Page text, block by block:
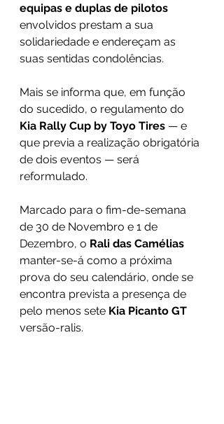
equipas e duplas de pilotos
envolvidos prestam a sua
solidariedade e endereçam as
suas sentidas condolências.
Mais se informa que, em função
do sucedido, o regulamento do
Kia Rally Cup by Toyo Tires — e
que previa a realização obrigatória
de dois eventos — será
reformulado.
Marcado para o fim-de-semana
de 30 de Novembro e 1 de
Dezembro, o Rali das Camélias
manter-se-á como a próxima
prova do seu calendário, onde se
encontra prevista a presença de
pelo menos sete Kia Picanto GT
versão-ralis.